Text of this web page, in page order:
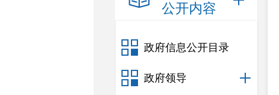
公开内容
政府信息公开目录
政府领导